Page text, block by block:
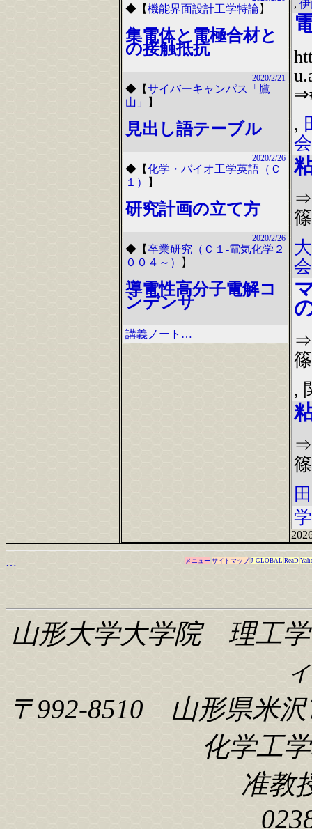
◆ 【機能界面設計工学特論】
集電体と電極合材と
の接触抵抗
2020/2/21
◆ 【サイバーキャンパス「鷹
山」
】
見出し語テーブル
2020/2/26
◆ 【化学・バイオ工学英語（Ｃ
１）
】
研究計画の立て方
2020/2/26
◆ 【卒業研究（Ｃ１-電気化学２
００４～）
】
導電性高分子電解コ
ンデンサ
講義ノート…
,
,
会
会
,
… メニュー サイトマップ J-GLOBAL ReaD
山形大学大学院 理工
〒992-8510 山形県米沢
化学工
准教